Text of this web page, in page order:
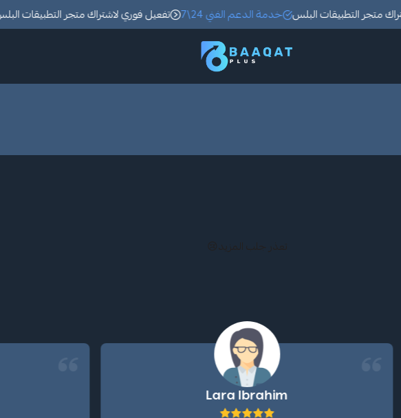
متجر التطبيقات البلس خدمة الدعم الفني 24\7 تفعيل فوري لاشتراك متجر التطبيقات البلس
باقات بلس Baqat plus
تعذر جلب المزيد😢
Lara Ibrahim